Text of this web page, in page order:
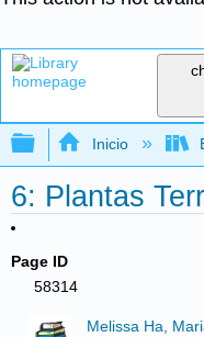
Expandir/
Inicio
6: Plantas
Page ID
58314
Melissa Ha,